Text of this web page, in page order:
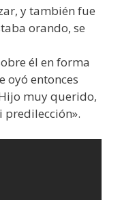
y también fue
orando, se
él en forma
oyó entonces
muy querido,
predilección».